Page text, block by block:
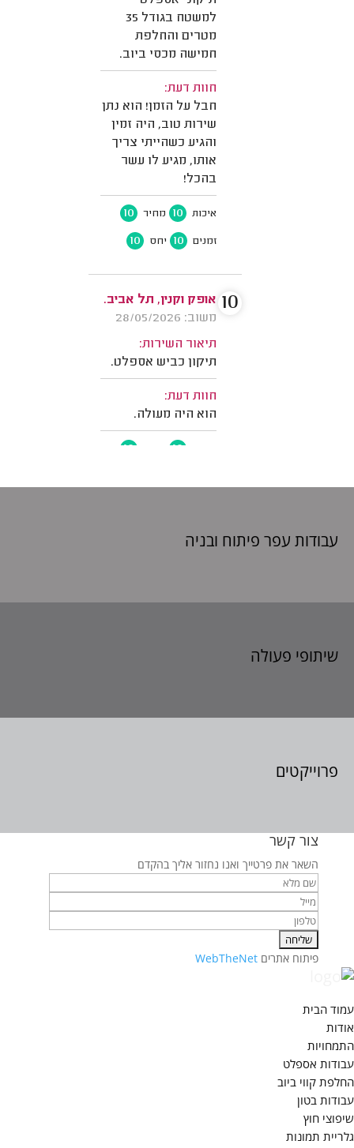
עבודות עפר פיתוח ובניה
שיתופי פעולה
פרוייקטים
צור קשר
השאר את פרטייך ואנו נחזור אליך בהקדם
פיתוח אתרים WebTheNet
עמוד הבית
אודות
התמחויות
עבודות אספלט
החלפת קווי ביוב
עבודות בטון
שיפוצי חוץ
גלריית תמונות